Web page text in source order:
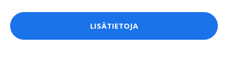
LISÄTIETOJA